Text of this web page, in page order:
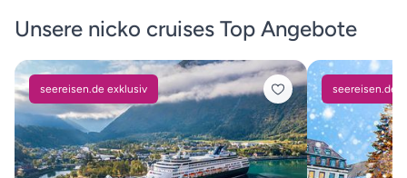
Unsere nicko cruises Top Angebote
seereisen.de exklusiv seereisen.de